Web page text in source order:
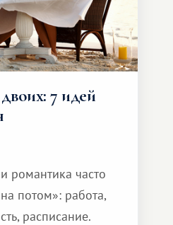
7 идей
романтика часто
потом»: работа,
расписание.